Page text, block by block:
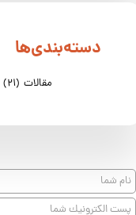
دسته‌بندی‌ها
مقالات (۲۱)